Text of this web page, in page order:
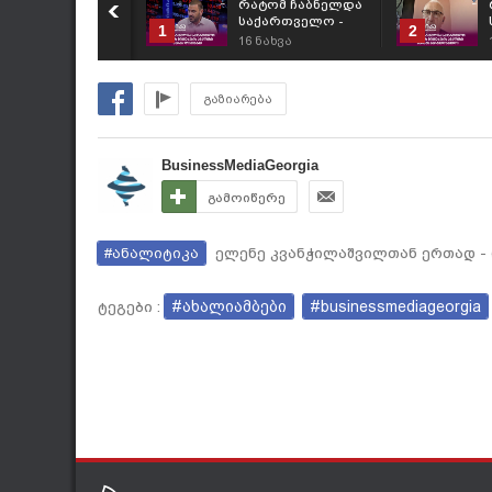
1
რატომ ჩაბნელდა
საქართველო -
სემეკი-ს მიგნებების
16 ნახვა
2
გაზიარება
BusinessMediaGeorgia
გამოიწერე
#ანალიტიკა ელენე კვანჭილაშვილთან ერთად -
ტეგები : #ახალიამბები #businessmediageorgia